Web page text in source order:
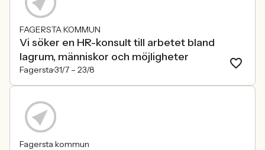
FAGERSTA KOMMUN
Vi söker en HR-konsult till arbetet bland
lagrum, människor och möjligheter
Fagersta31/7 – 23/8
Fagersta kommun